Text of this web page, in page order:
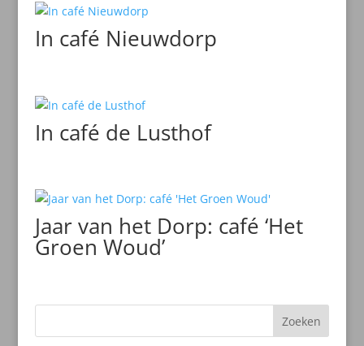
In café Nieuwdorp
In café de Lusthof
Jaar van het Dorp: café ‘Het
Groen Woud’
Zoeken